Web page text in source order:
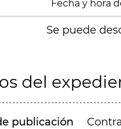
Fecha y hora
Se puede
del
publicación